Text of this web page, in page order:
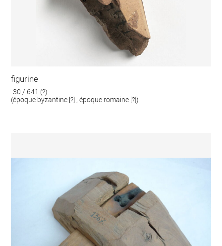
figurine
-30 / 641 (?)
(époque byzantine [?] ; époque romaine [?])